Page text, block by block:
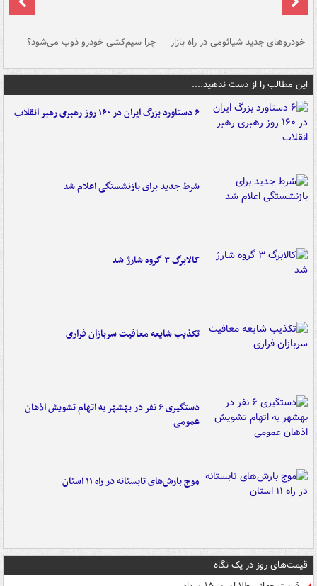
خودروهای جدید شیائومی در راه بازار چرا سیم‌کشی خودرو ذوب می‌شود؟
این مطالب را از دست ندهید....
۶ دستاورد بزرگ ایران در ۱۶۰ روز رهبری رهبر انقلاب
شرط جدید برای بازنشستگی اعلام شد
کالابرگ ۳ گروه شارژ شد
تکذیب شایعه معافیت سربازان فراری
دستگیری ۶ نفر در بهشهر به اتهام تشویش اذهان
عمومی
موج بارش‌های تابستانه در راه ۱۱ استان
قیمت‌های روز در یک نگاه